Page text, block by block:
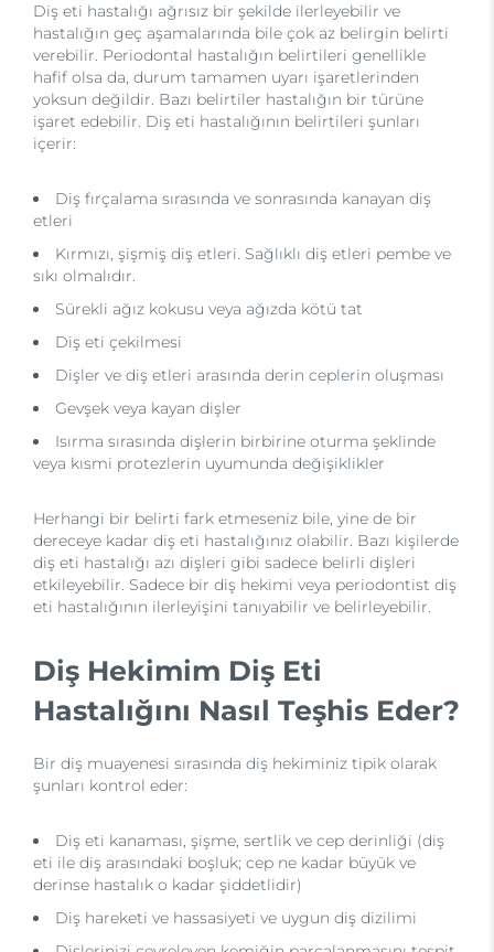
Diş eti hastalığı ağrısız bir şekilde ilerleyebilir ve
hastalığın geç aşamalarında bile çok az belirgin belirti
verebilir. Periodontal hastalığın belirtileri genellikle
hafif olsa da, durum tamamen uyarı işaretlerinden
yoksun değildir. Bazı belirtiler hastalığın bir türüne
işaret edebilir. Diş eti hastalığının belirtileri şunları
içerir:
Diş fırçalama sırasında ve sonrasında kanayan diş
etleri
Kırmızı, şişmiş diş etleri. Sağlıklı diş etleri pembe ve
sıkı olmalıdır.
Sürekli ağız kokusu veya ağızda kötü tat
Diş eti çekilmesi
Dişler ve diş etleri arasında derin ceplerin oluşması
Gevşek veya kayan dişler
Isırma sırasında dişlerin birbirine oturma şeklinde
veya kısmi protezlerin uyumunda değişiklikler
Herhangi bir belirti fark etmeseniz bile, yine de bir
dereceye kadar diş eti hastalığınız olabilir. Bazı kişilerde
diş eti hastalığı azı dişleri gibi sadece belirli dişleri
etkileyebilir. Sadece bir diş hekimi veya periodontist diş
eti hastalığının ilerleyişini tanıyabilir ve belirleyebilir.
Diş Hekimim Diş Eti
Hastalığını Nasıl Teşhis Eder?
Bir diş muayenesi sırasında diş hekiminiz tipik olarak
şunları kontrol eder:
Diş eti kanaması, şişme, sertlik ve cep derinliği (diş
eti ile diş arasındaki boşluk; cep ne kadar büyük ve
derinse hastalık o kadar şiddetlidir)
Diş hareketi ve hassasiyeti ve uygun diş dizilimi